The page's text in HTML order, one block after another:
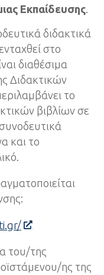
Εκπαίδευσης
διδακτικά
στο
διαθέσιμα
Διδακτικών
το
βιβλίων σε
και το
του/της
ης της